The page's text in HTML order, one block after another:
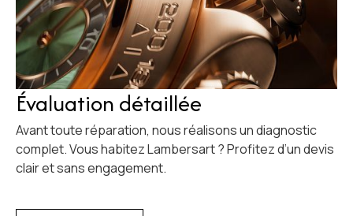
Évaluation détaillée
Avant toute réparation, nous réalisons un diagnostic
complet. Vous habitez Lambersart ? Profitez d’un devis
clair et sans engagement.